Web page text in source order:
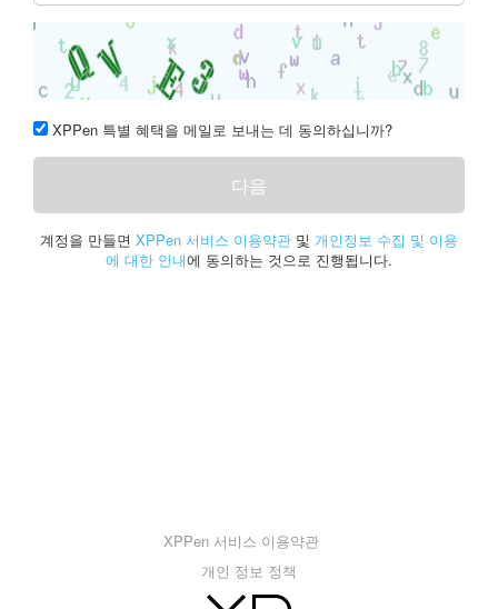
XPPen 특별 혜택을 메일로 보내는 데 동의하십니까?
다음
계정을 만들면 XPPen 서비스 이용약관 및 개인정보 수집 및 이용
에 대한 안내에 동의하는 것으로 진행됩니다.
XPPen 서비스 이용약관
개인 정보 정책